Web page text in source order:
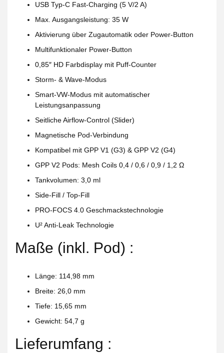
USB Typ-C Fast-Charging (5 V/2 A)
Max. Ausgangsleistung: 35 W
Aktivierung über Zugautomatik oder Power-Button
Multifunktionaler Power-Button
0,85″ HD Farbdisplay mit Puff-Counter
Storm- & Wave-Modus
Smart-VW‐Modus mit automatischer
Leistungsanpassung
Seitliche Airflow-Control (Slider)
Magnetische Pod-Verbindung
Kompatibel mit GPP V1 (G3) & GPP V2 (G4)
GPP V2 Pods: Mesh Coils 0,4 / 0,6 / 0,9 / 1,2 Ω
Tankvolumen: 3,0 ml
Side-Fill / Top-Fill
PRO-FOCS 4.0 Geschmackstechnologie
U² Anti-Leak Technologie
Maße (inkl. Pod) :
Länge: 114,98 mm
Breite: 26,0 mm
Tiefe: 15,65 mm
Gewicht: 54,7 g
Lieferumfang :